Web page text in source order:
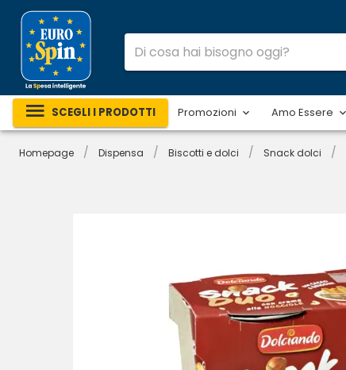
SCEGLI I PRODOTTI Promozioni Amo Essere
Homepage / Dispensa / Biscotti e dolci / Snack dolci /